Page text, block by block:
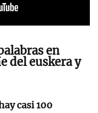
en
del euskera y
casi 100